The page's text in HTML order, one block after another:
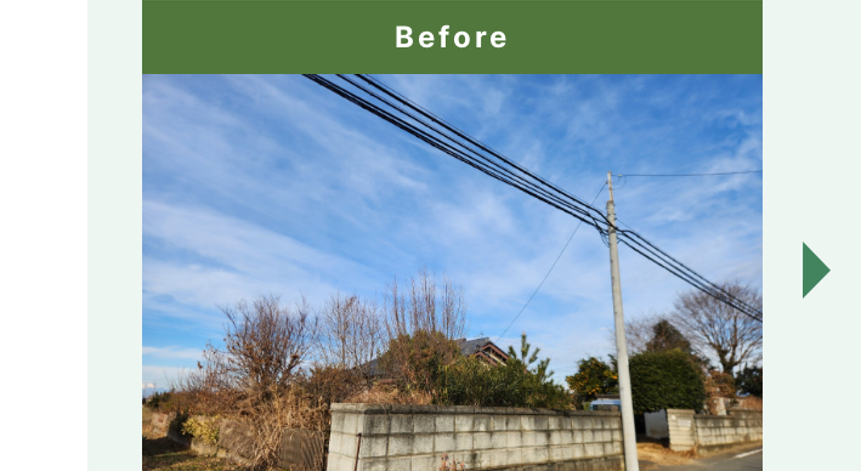
Before